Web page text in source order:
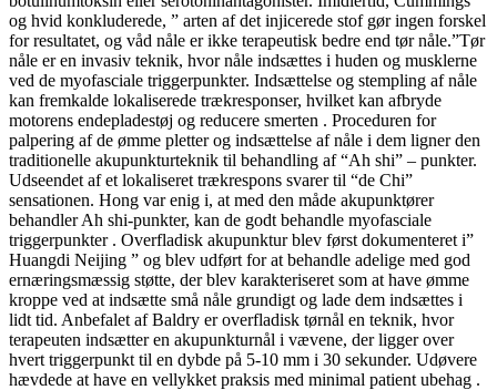
og hvid konkluderede, ” arten af det injicerede stof gør ingen forskel
for resultatet, og våd nåle er ikke terapeutisk bedre end tør nåle.”Tør
nåle er en invasiv teknik, hvor nåle indsættes i huden og musklerne
ved de myofasciale triggerpunkter. Indsættelse og stempling af nåle
kan fremkalde lokaliserede trækresponser, hvilket kan afbryde
motorens endepladestøj og reducere smerten . Proceduren for
palpering af de ømme pletter og indsættelse af nåle i dem ligner den
traditionelle akupunkturteknik til behandling af “Ah shi” – punkter.
Udseendet af et lokaliseret trækrespons svarer til “de Chi”
sensationen. Hong var enig i, at med den måde akupunktører
behandler Ah shi-punkter, kan de godt behandle myofasciale
triggerpunkter . Overfladisk akupunktur blev først dokumenteret i”
Huangdi Neijing ” og blev udført for at behandle adelige med god
ernæringsmæssig støtte, der blev karakteriseret som at have ømme
kroppe ved at indsætte små nåle grundigt og lade dem indsættes i
lidt tid. Anbefalet af Baldry er overfladisk tørnål en teknik, hvor
terapeuten indsætter en akupunkturnål i vævene, der ligger over
hvert triggerpunkt til en dybde på 5-10 mm i 30 sekunder. Udøvere
hævdede at have en vellykket praksis med minimal patient ubehag .